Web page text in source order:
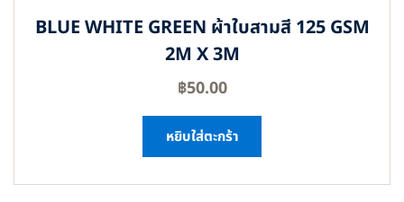
BLUE WHITE GREEN ผ้าใบสามสี 125 GSM
2M X 3M
฿50.00
หยิบใส่ตะกร้า